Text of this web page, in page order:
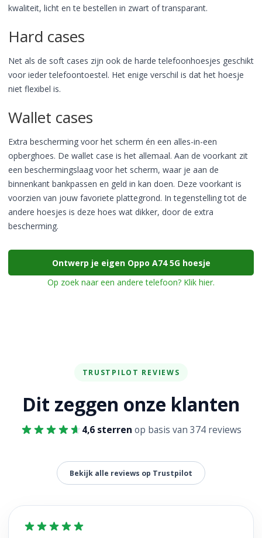
kwaliteit, licht en te bestellen in zwart of transparant.
Hard cases
Net als de soft cases zijn ook de harde telefoonhoesjes geschikt
voor ieder telefoontoestel. Het enige verschil is dat het hoesje
niet flexibel is.
Wallet cases
Extra bescherming voor het scherm én een alles-in-een
opberghoes. De wallet case is het allemaal. Aan de voorkant zit
een beschermingslaag voor het scherm, waar je aan de
binnenkant bankpassen en geld in kan doen. Deze voorkant is
voorzien van jouw favoriete plattegrond. In tegenstelling tot de
andere hoesjes is deze hoes wat dikker, door de extra
bescherming.
Ontwerp je eigen Oppo A74 5G hoesje
Op zoek naar een andere telefoon? Klik hier.
TRUSTPILOT REVIEWS
Dit zeggen onze klanten
4,6 sterren op basis van 374 reviews
Bekijk alle reviews op Trustpilot